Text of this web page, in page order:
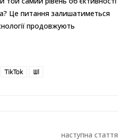
Це питання залишатиметься
продовжують
TikTok ШІ
наступна стаття